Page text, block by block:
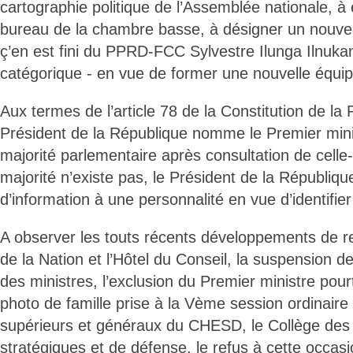
cartographie politique de l’Assemblée nationale,
bureau de la chambre basse, à désigner un
ç’en est fini du PPRD-FCC Sylvestre Ilunga
catégorique - en vue de former une nouvelle
Aux termes de l’article 78 de la Constitution de la
Président de la République nomme le Premier
majorité parlementaire après consultation de
majorité n’existe pas, le Président de la
d’information à une personnalité en vue
A observer les touts récents développements de
de la Nation et l’Hôtel du Conseil, la suspension
des ministres, l’exclusion du Premier ministre
photo de famille prise à la Vème session
supérieurs et généraux du CHESD, le Collège
stratégiques et de défense, le refus à cette